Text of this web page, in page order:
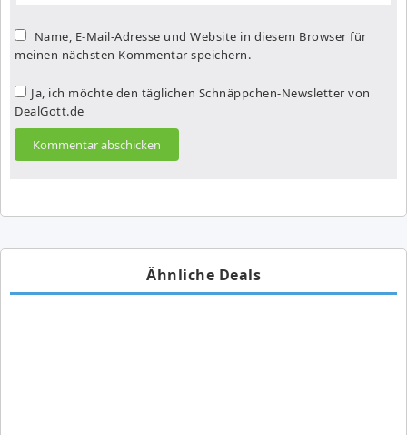
Name, E-Mail-Adresse und Website in diesem Browser für
meinen nächsten Kommentar speichern.
Ja, ich möchte den täglichen Schnäppchen-Newsletter von
DealGott.de
Ähnliche Deals